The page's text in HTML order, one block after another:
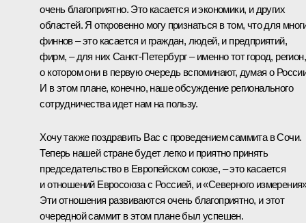
очень благоприятно. Это касается и экономики, и других
областей. Я откровенно могу признаться в том, что для
финнов – это касается и граждан, людей, и предприятий,
фирм, – для них Санкт-Петербург – именно тот город, регион,
о котором они в первую очередь вспоминают, думая о
И в этом плане, конечно, наше обсуждение регионального
сотрудничества идет нам на пользу.
Хочу также поздравить Вас с проведением саммита в Сочи.
Теперь нашей стране будет легко и приятно принять
председательство в Европейском союзе, – это касается
и отношений Евросоюза с Россией, и «Северного
Эти отношения развиваются очень благоприятно, и этот
очередной саммит в этом плане был успешен.